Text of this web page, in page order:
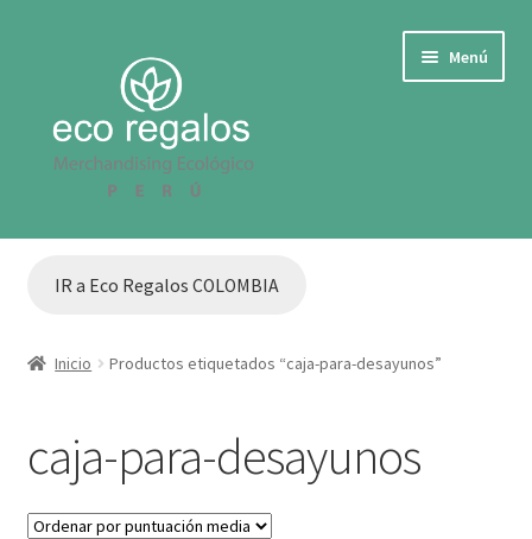
navegación
Menú
IR A COLOMBIA
TARJETAS O TAGS ECOLOGICAS CON SEMILLAS
ARTICULOS ECO PARA OFICINA
IR a Eco Regalos COLOMBIA
Inicio Productos etiquetados “caja-para-desayunos”
caja-para-desayunos